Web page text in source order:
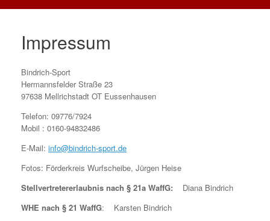
Impressum
Bindrich-Sport
Hermannsfelder Straße 23
97638 Mellrichstadt OT Eussenhausen
Telefon: 09776/7924
Mobil : 0160-94832486
E-Mail: info@bindrich-sport.de
Fotos: Förderkreis Wurfscheibe, Jürgen Heise
Stellvertretererlaubnis nach § 21a WaffG: Diana Bindrich
WHE nach § 21 WaffG: Karsten Bindrich